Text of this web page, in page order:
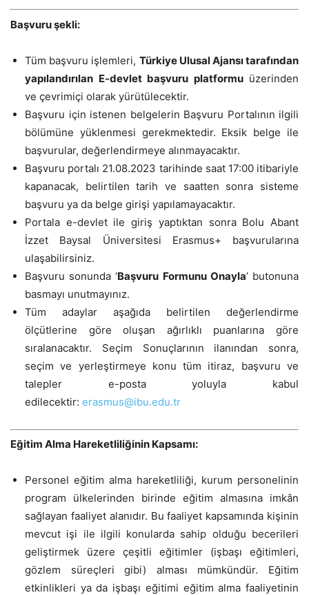
Başvuru şekli:
Tüm başvuru işlemleri, Türkiye Ulusal Ajansı tarafından
yapılandırılan E-devlet başvuru platformuüzerinden
ve çevrimiçi olarak yürütülecektir.
Başvuru için istenen belgelerin Başvuru Portalının ilgili
bölümüne yüklenmesi gerekmektedir. Eksik belge ile
başvurular, değerlendirmeye alınmayacaktır.
Başvuru portalı 21.08.2023 tarihinde saat 17:00 itibariyle
kapanacak, belirtilen tarih ve saatten sonra sisteme
başvuru ya da belge girişi yapılamayacaktır.
Portala e-devlet ile giriş yaptıktan sonra Bolu Abant
İzzet Baysal Üniversitesi Erasmus+ başvurularına
ulaşabilirsiniz.
Başvuru sonunda ‘Başvuru Formunu Onayla’ butonuna
basmayı unutmayınız.
Tüm adaylar aşağıda belirtilen değerlendirme
ölçütlerine göre oluşan ağırlıklı puanlarına göre
sıralanacaktır. Seçim Sonuçlarının ilanından sonra,
seçim ve yerleştirmeye konu tüm itiraz, başvuru ve
talepler e-posta yoluyla kabul
edilecektir: erasmus@ibu.edu.tr
Eğitim Alma Hareketliliğinin Kapsamı:
Personel eğitim alma hareketliliği, kurum personelinin
program ülkelerinden birinde eğitim almasına imkân
sağlayan faaliyet alanıdır. Bu faaliyet kapsamında kişinin
mevcut işi ile ilgili konularda sahip olduğu becerileri
geliştirmek üzere çeşitli eğitimler (işbaşı eğitimleri,
gözlem süreçleri gibi) alması mümkündür. Eğitim
etkinlikleri ya da işbaşı eğitimi eğitim alma faaliyetinin